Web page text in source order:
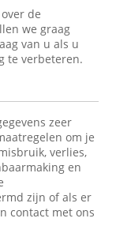
de
we graag
van u als u
te verbeteren.
zeer
om je
verlies,
en
zijn of als er
contact met ons